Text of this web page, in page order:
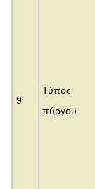
9
Τύπος
πύργου